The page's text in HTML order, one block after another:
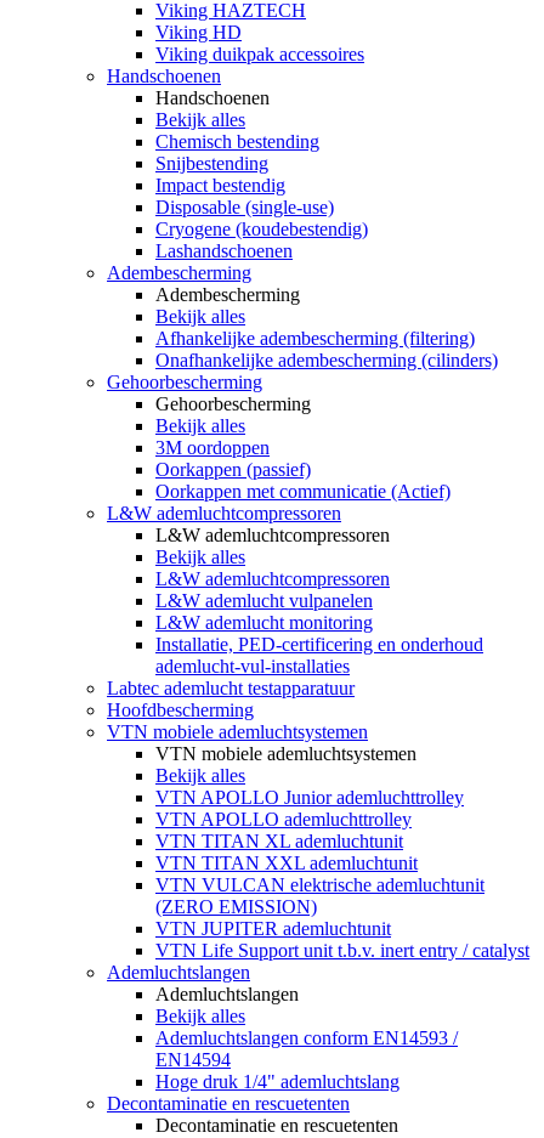
Viking HAZTECH
Viking HD
Viking duikpak accessoires
Handschoenen
Handschoenen
Bekijk alles
Chemisch bestending
Snijbestending
Impact bestendig
Disposable (single-use)
Cryogene (koudebestendig)
Lashandschoenen
Adembescherming
Adembescherming
Bekijk alles
Afhankelijke adembescherming (filtering)
Onafhankelijke adembescherming (cilinders)
Gehoorbescherming
Gehoorbescherming
Bekijk alles
3M oordoppen
Oorkappen (passief)
Oorkappen met communicatie (Actief)
L&W ademluchtcompressoren
L&W ademluchtcompressoren
Bekijk alles
L&W ademluchtcompressoren
L&W ademlucht vulpanelen
L&W ademlucht monitoring
Installatie, PED-certificering en onderhoud
ademlucht-vul-installaties
Labtec ademlucht testapparatuur
Hoofdbescherming
VTN mobiele ademluchtsystemen
VTN mobiele ademluchtsystemen
Bekijk alles
VTN APOLLO Junior ademluchttrolley
VTN APOLLO ademluchttrolley
VTN TITAN XL ademluchtunit
VTN TITAN XXL ademluchtunit
VTN VULCAN elektrische ademluchtunit
(ZERO EMISSION)
VTN JUPITER ademluchtunit
VTN Life Support unit t.b.v. inert entry / catalyst
Ademluchtslangen
Ademluchtslangen
Bekijk alles
Ademluchtslangen conform EN14593 /
EN14594
Hoge druk 1/4" ademluchtslang
Decontaminatie en rescuetenten
Decontaminatie en rescuetenten